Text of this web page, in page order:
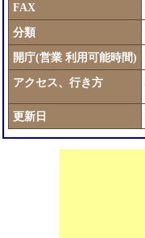
FAX
分類
開庁(営業 利用可能時間)
アクセス、行き方
更新日